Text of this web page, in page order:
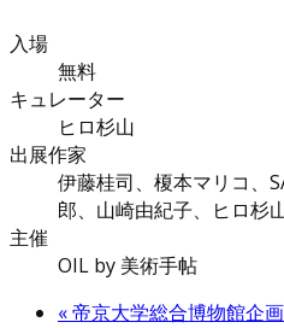
入場
無料
キュレーター
ヒロ杉山
出展作家
伊藤桂司、榎本マリコ、
郎、山崎由紀子、ヒロ杉
主催
OIL by 美術手帖
«帝京大学総合博物館企